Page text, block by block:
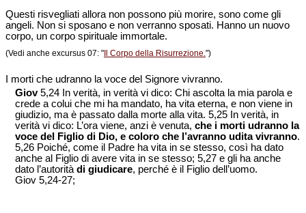
Questi risvegliati allora non possono più morire, sono come gli
angeli. Non si sposano e non verranno sposati. Hanno un nuovo
corpo, un corpo spirituale immortale.
(Vedi anche excursus 07: "Il Corpo della Risurrezione. ")
I morti che udranno la voce del Signore vivranno.
Giov5,24 In verità, in verità vi dico: Chi ascolta la mia parola e
crede a colui che mi ha mandato, ha vita eterna, e non viene in
giudizio, ma è passato dalla morte alla vita. 5,25 In verità, in
verità vi dico: L’ora viene, anzi è venuta, che i morti udranno la
voce del Figlio di Dio, e coloro che l’avranno udita vivranno.
5,26 Poiché, come il Padre ha vita in se stesso, così ha dato
anche al Figlio di avere vita in se stesso; 5,27 e gli ha anche
dato l’autorità di giudicare, perché è il Figlio dell’uomo.
Giov 5,24-27;